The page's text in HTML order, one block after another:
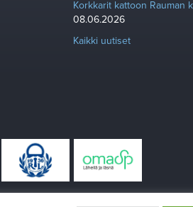
Korkkarit kattoon Rauman
08.06.2026
Kaikki uutiset